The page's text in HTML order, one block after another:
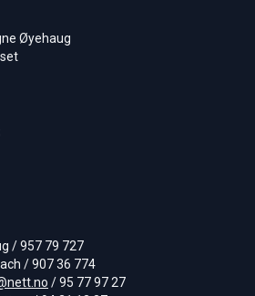
Øyehaug
/ 957 79 727
/ 907 36 774
/ 95 77 97 27